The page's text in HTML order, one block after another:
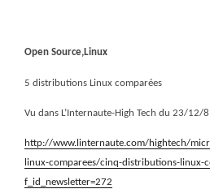
Open Source,Linux
5 distributions Linux comparées
Vu dans L’Internaute-High Tech du 23/12/8
http://www.linternaute.com/hightech/
linux-comparees/cinq-distributions-linux-
f_id_newsletter=272